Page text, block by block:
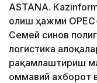
ASTANА. Кazinform
олиш ҳажми
Семей синов
логистика
рақамлаштириш
оммавий ахборот